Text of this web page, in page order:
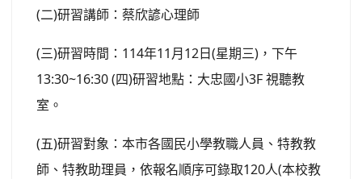
(二)研習講師：蔡欣諺心理師
(三)研習時間：114年11月12日(星期三)，下午
13:30~16:30 (四)研習地點：大忠國小3F 視聽教
室。
(五)研習對象：本市各國民小學教職人員、特教教
師、特教助理員，依報名順序可錄取120人(本校教